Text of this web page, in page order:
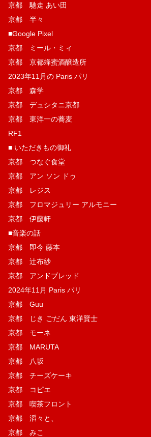
京都 馳走 あい田
京都 半々
■Google Pixel
京都 ミール・ミィ
京都 京都蜂蜜酒醸造所
2023年11月の Paris パリ
京都 森学
京都 デュシタニ京都
京都 東洋一の蕎麦
RF1
■ いただきもの御礼
京都 つなぐ食堂
京都 アン ソン ドゥ
京都 レジス
京都 フロマジュリー アルモニー
京都 伊藤軒
■音楽の話
京都 即今 藤本
京都 辻布紗
京都 アンドブレッド
2024年11月 Paris パリ
京都 Guu
京都 じき ごだん 東洋賢士
京都 モーネ
京都 MARUTA
京都 八坂
京都 チーズケーキ
京都 コピエ
京都 喫茶フロント
京都 滔々と、
京都 みこ